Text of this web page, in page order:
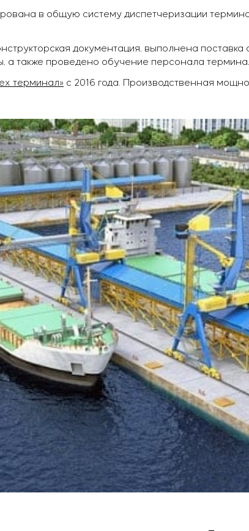
в общую систему диспетчеризации
документация, выполнена
а также проведено обучение персонала
терминал» с 2016 года. Производственная